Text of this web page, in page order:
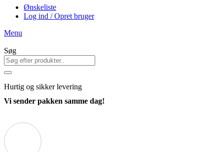
Ønskeliste
Log ind / Opret bruger
Menu
Søg
Hurtig og sikker levering
Vi sender pakken samme dag!